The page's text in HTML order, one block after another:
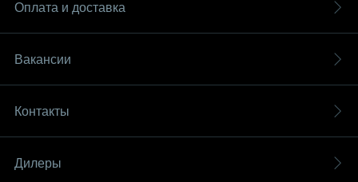
Оплата и доставка
Вакансии
Контакты
Дилеры